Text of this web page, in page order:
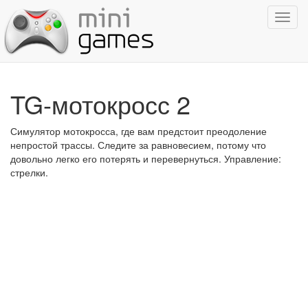
TG-мотокросс 2
Симулятор мотокросса, где вам предстоит преодоление
непростой трассы. Следите за равновесием, потому что
довольно легко его потерять и перевернуться. Управление:
стрелки.